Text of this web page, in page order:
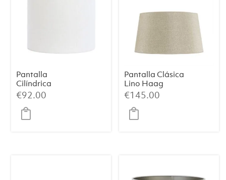
Pantalla
Cilíndrica
LIVIGNO –
Blanco Huevo,
Ø40×30 cm
€92.00
Pantalla Clásica
Lino Haag
(Mediana)
€145.00